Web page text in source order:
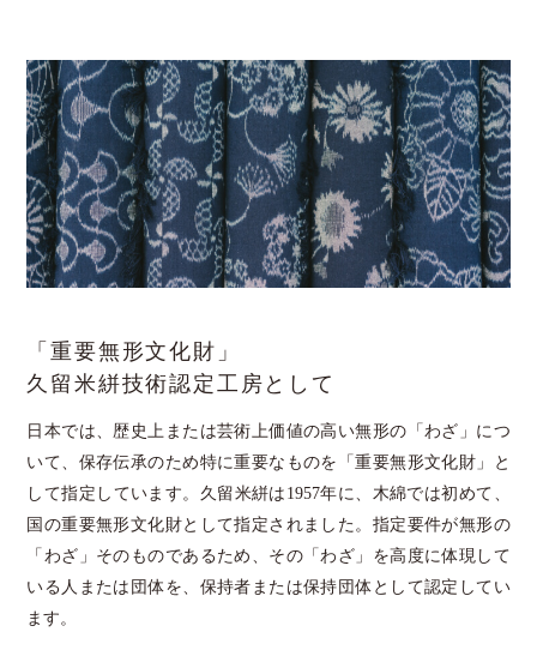
「重要無形文化財」
久留米絣技術認定工房として
日本では、歴史上または芸術上価値の高い無形の「わざ」につ
いて、保存伝承のため特に重要なものを「重要無形文化財」と
して指定しています。久留米絣は1957年に、木綿では初めて、
国の重要無形文化財として指定されました。指定要件が無形の
「わざ」そのものであるため、その「わざ」を高度に体現して
いる人または団体を、保持者または保持団体として認定してい
ます。